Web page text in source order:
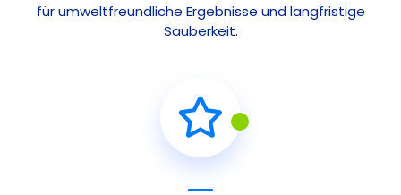
für umweltfreundliche Ergebnisse und langfristige
Sauberkeit.